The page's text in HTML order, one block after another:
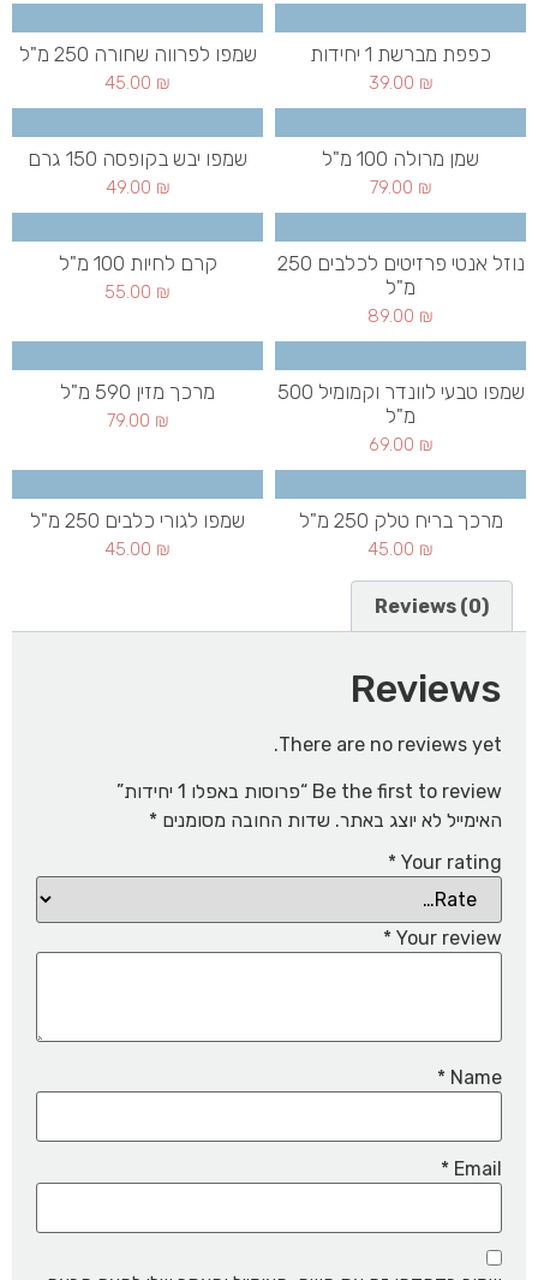
כפפת מברשת 1 יחידות
39.00 ₪
שמפו לפרווה שחורה 250 מ"ל
45.00 ₪
שמן מרולה 100 מ"ל
79.00 ₪
שמפו יבש בקופסה 150 גרם
49.00 ₪
נוזל אנטי פרזיטים לכלבים 250
מ"ל
89.00 ₪
קרם לחיות 100 מ"ל
55.00 ₪
שמפו טבעי לוונדר וקמומיל 500
מ"ל
69.00 ₪
מרכך מזין 590 מ"ל
79.00 ₪
מרכך בריח טלק 250 מ"ל
45.00 ₪
שמפו לגורי כלבים 250 מ"ל
45.00 ₪
Reviews (0)
Reviews
There are no reviews yet.
Be the first to review “פרוסות באפלו 1 יחידות”
האימייל לא יוצג באתר. שדות החובה מסומנים *
Your rating
*
Your review
*
Name
*
Email
*